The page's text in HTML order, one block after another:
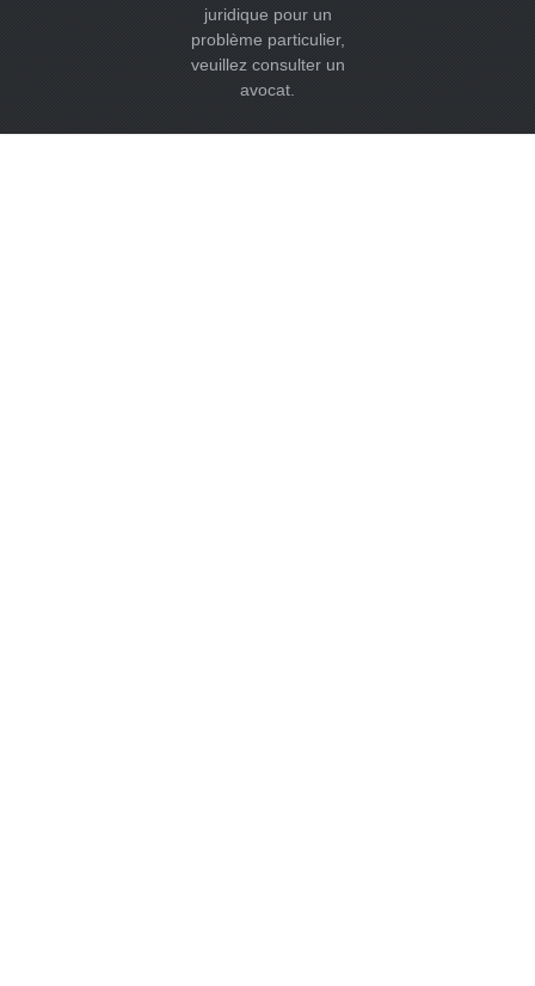
juridique pour un
problème particulier,
veuillez consulter un
avocat.